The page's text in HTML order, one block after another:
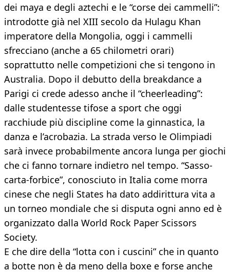
dei maya e degli aztechi e le “corse dei cammelli”:
introdotte già nel XIII secolo da Hulagu Khan
imperatore della Mongolia, oggi i cammelli
sfrecciano (anche a 65 chilometri orari)
soprattutto nelle competizioni che si tengono in
Australia. Dopo il debutto della breakdance a
Parigi ci crede adesso anche il “cheerleading”:
dalle studentesse tifose a sport che oggi
racchiude più discipline come la ginnastica, la
danza e l’acrobazia. La strada verso le Olimpiadi
sarà invece probabilmente ancora lunga per giochi
che ci fanno tornare indietro nel tempo. “Sasso-
carta-forbice”, conosciuto in Italia come morra
cinese che negli States ha dato addirittura vita a
un torneo mondiale che si disputa ogni anno ed è
organizzato dalla World Rock Paper Scissors
Society.
E che dire della “lotta con i cuscini” che in quanto
a botte non è da meno della boxe e forse anche